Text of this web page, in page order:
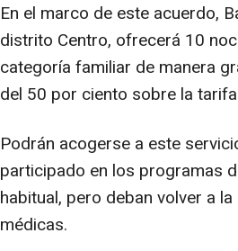
En el marco de este acuerdo,
distrito Centro, ofrecerá 10
categoría familiar de manera
del 50 por ciento sobre la
Podrán acogerse a este
participado en los programas
habitual, pero deban volver a
médicas.